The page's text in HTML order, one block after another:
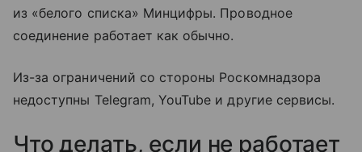
из «белого списка» Минцифры. Проводное
соединение работает как обычно.
Из-за ограничений со стороны Роскомнадзора
недоступны Telegram, YouTube и другие сервисы.
Что делать, если не работает